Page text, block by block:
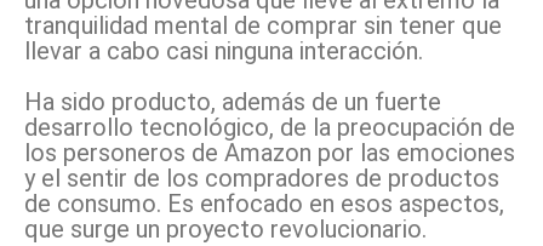
tranquilidad mental de comprar sin tener que
llevar a cabo casi ninguna interacción.
Ha sido producto, además de un fuerte
desarrollo tecnológico, de la preocupación de
los personeros de Amazon por las emociones
y el sentir de los compradores de productos
de consumo. Es enfocado en esos aspectos,
que surge un proyecto revolucionario.